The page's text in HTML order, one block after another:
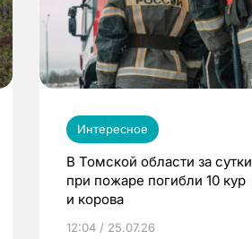
Интересное
В Томской области за сутки
при пожаре погибли 10 кур
и корова
12:04 / 25.07.26